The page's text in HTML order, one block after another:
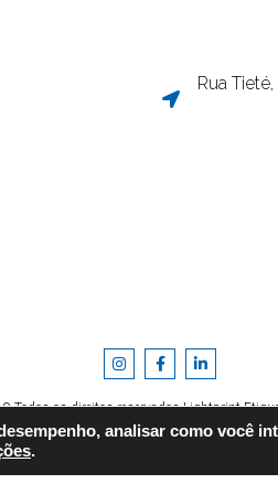
Rua
Todos os direitos reservados Lightprint
Desenvolvido por ❤
analisar como você
.